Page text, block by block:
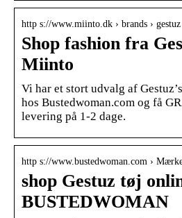
http s://www.miinto.dk › brands › gestuz
Shop fashion fra
Miinto
Vi har et stort udvalg af
hos Bustedwoman.com og få
levering på 1-2 dage.
http s://www.bustedwoman.com ›
shop Gestuz tøj
BUSTEDWOMAN